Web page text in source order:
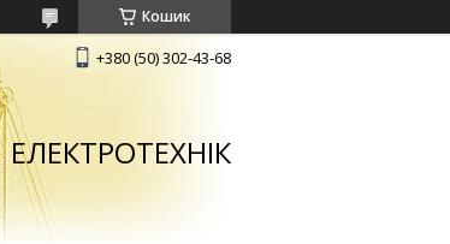
Кошик
+380 (50) 302-43-68
ЕЛЕКТРОТЕХНІК